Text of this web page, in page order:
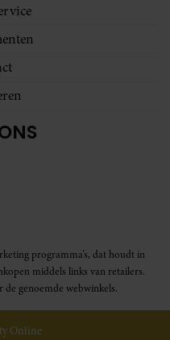
programma’s, dat houdt in
middels links van retailers.
genoemde webwinkels.
Online